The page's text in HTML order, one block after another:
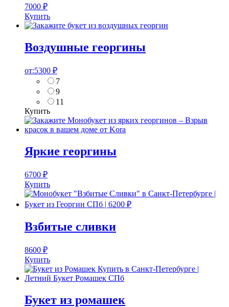
7000 ₽
Купить
Воздушные георгины
от:5300 ₽
7
9
11
Купить
Яркие георгины
6700 ₽
Купить
Взбитые сливки
8600 ₽
Купить
Букет из ромашек